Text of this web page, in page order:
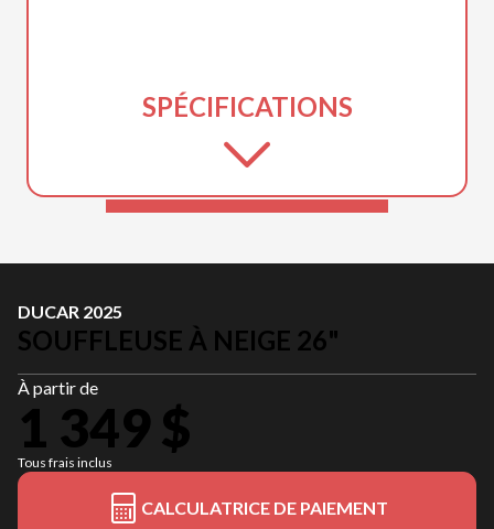
SPÉCIFICATIONS
DUCAR 2025
SOUFFLEUSE À NEIGE 26"
À partir de
1 349 $
Tous frais inclus
CALCULATRICE DE PAIEMENT